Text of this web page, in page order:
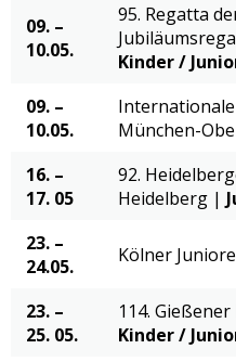
09. –
10.05.
95. Regatta
Kinder/
09. –
10.05.
Internationale
München-
16. –
17. 05
92.
Heidelberg |
23. –
24.05.
Kölner
23. –
25. 05.
114.
Kinder/